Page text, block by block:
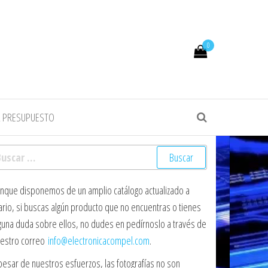
0
disponemos de un amplio catálogo actualizado a
si buscas algún producto que no encuentras o tienes
duda sobre ellos, no dudes en pedírnoslo a través de
correo info@electronicacompel.com.
de nuestros esfuerzos, las fotografías no son